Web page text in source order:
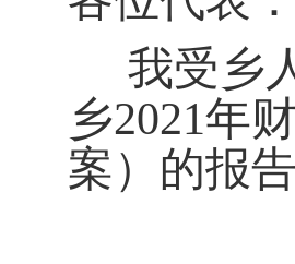
我受乡
乡2021年
案）的报